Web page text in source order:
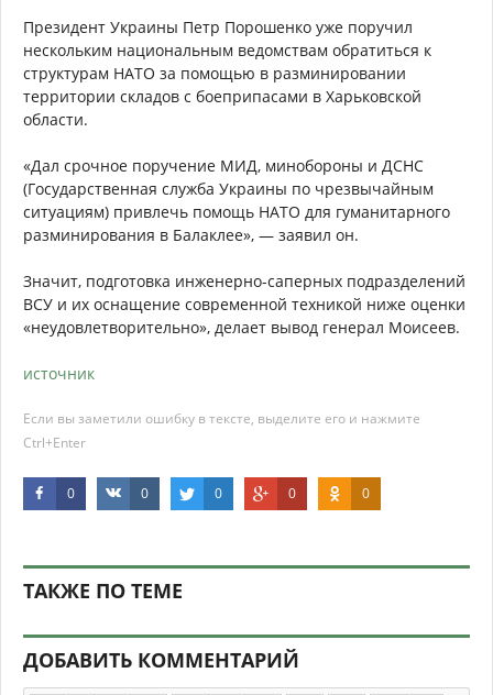
Президент Украины Петр Порошенко уже поручил
нескольким национальным ведомствам обратиться к
структурам НАТО за помощью в разминировании
территории складов с боеприпасами в Харьковской
области.
«Дал срочное поручение МИД, минобороны и ДСНС
(Государственная служба Украины по чрезвычайным
ситуациям) привлечь помощь НАТО для гуманитарного
разминирования в Балаклее», — заявил он.
Значит, подготовка инженерно-саперных подразделений
ВСУ и их оснащение современной техникой ниже оценки
«неудовлетворительно», делает вывод генерал Моисеев.
источник
Если вы заметили ошибку в тексте, выделите его и нажмите
Ctrl+Enter
0 0 0 0 0
ТАКЖЕ ПО ТЕМЕ
ДОБАВИТЬ КОММЕНТАРИЙ